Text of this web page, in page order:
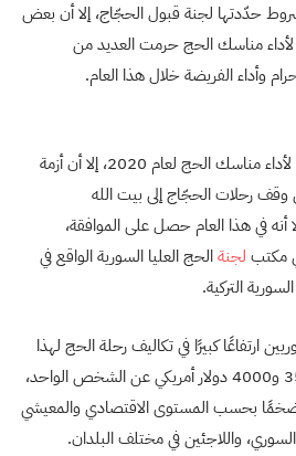
عدة شروط حدّدتها لجنة قبول الحجّاج، إلا أن بعض
لأداء مناسك الحج حرمت العديد من
وأداء الفريضة خلال هذا العام.
سجّل عبد القادر العيد ووالدته لأداء مناسك الحج لعام 2020، إلا أن أزمة
رحلات الحجّاج إلى بيت الله
أنه في هذا العام حصل على الموافقة،
مكتب لجنةالحج العليا السورية الواقع في
التركية.
ارتفاعًا كبيرًا في تكاليف رحلة الحج لهذا
العام، والتي تتراوح ما بين 3500 و4000 دولار أمريكي عن الشخص الواحد،
بحسب المستوى الاقتصادي والمعيشي
واللاجئين في مختلف البلدان.